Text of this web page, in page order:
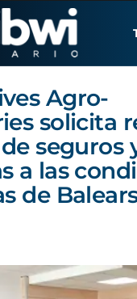
Agro-
solicita
seguros
a las
de